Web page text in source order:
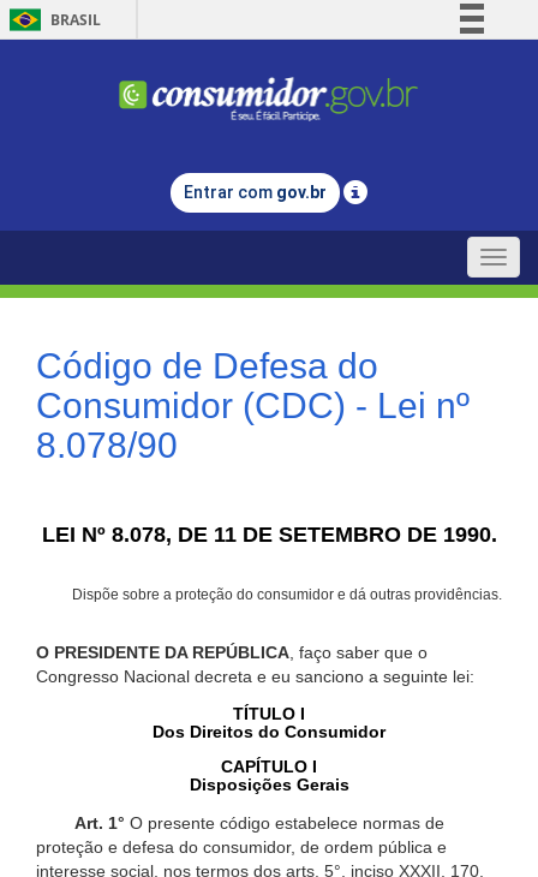
BRASIL
Comunica BR
Legislação
Entrar com gov.br
Toggle
Código de Defesa do
Consumidor (CDC) - Lei nº
8.078/90
LEI Nº 8.078, DE 11 DE SETEMBRO DE 1990.
Dispõe sobre a proteção do consumidor e dá outras providências.
O PRESIDENTE DA REPÚBLICA , faço saber que o
Congresso Nacional decreta e eu sanciono a seguinte lei:
TÍTULO I
Dos Direitos do Consumidor
CAPÍTULO I
Disposições Gerais
Art. 1° O presente código estabelece normas de
proteção e defesa do consumidor, de ordem pública e
interesse social, nos termos dos arts. 5°, inciso XXXII, 170,